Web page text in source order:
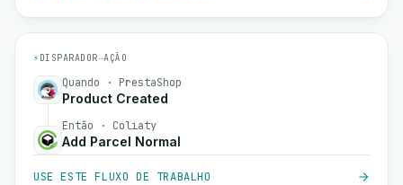
⚡ DISPARADOR→AÇÃO
Quando · PrestaShop
Product Created
Então · Coliaty
Add Parcel Normal
USE ESTE FLUXO DE TRABALHO